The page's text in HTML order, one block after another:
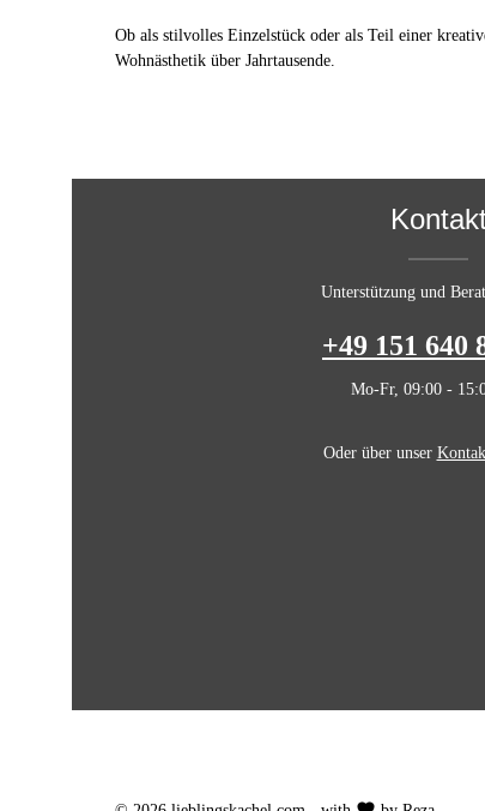
Ob als stilvolles Einzelstück oder als Teil einer
Wohnästhetik über Jahrtausende.
Unterstützung und
+49 151 640
Mo-Fr, 09:00 -
Oder über unser